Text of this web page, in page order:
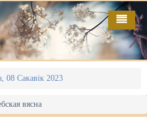
08 Сакавік 2023
вясна